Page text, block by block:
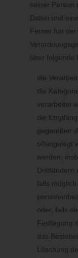
seiner Person
Daten und
Ferner hat
über folgende
die
die
verarbeitet
die
gegenüber
offengelegt
werden,
Drittländern
falls
oder, falls
Festlegung
das
Löschung
vorrangigen
die betroffene
Widerspruch gegen
Die
verarbeitet.
Die Löschung der
einer rechtlichen
Recht der
Die
angebotene
Abs. 1 DS-GVO
Sofern einer der
betroffene Person
Daten, die
hierzu jederzeit an
dass dem
Wurden die
ist unser
1 DS-GVO zur
verpflichtet, so trifft
Maßnahmen, auch
Datenverarbeitung